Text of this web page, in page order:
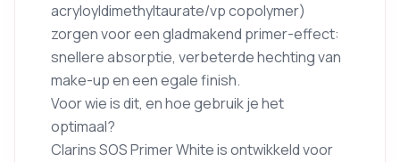
acryloyldimethyltaurate/vp copolymer)
zorgen voor een gladmakend primer-effect:
snellere absorptie, verbeterde hechting van
make-up en een egale finish.
Voor wie is dit, en hoe gebruik je het
optimaal?
Clarins SOS Primer White is ontwikkeld voor